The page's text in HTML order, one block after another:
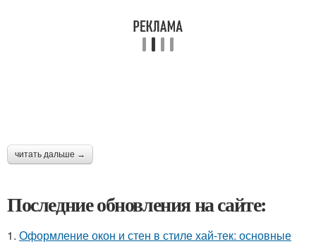
читать дальше →
Последние обновления на сайте:
1. Оформление окон и стен в стиле хай-тек: основные